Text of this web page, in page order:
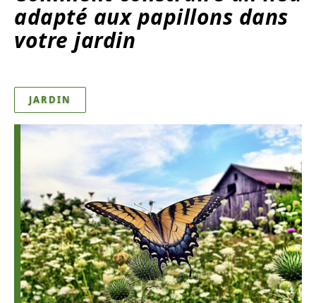
adapté aux papillons dans
votre jardin
JARDIN